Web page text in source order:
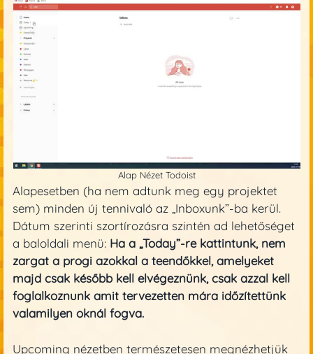
Alap Nézet Todoist
Alapesetben (ha nem adtunk meg egy projektet
sem) minden új tennivaló az „Inboxunk”-ba kerül.
Dátum szerinti szortírozásra szintén ad lehetőséget
a baloldali menü: Ha a „Today”-re kattintunk, nem
zargat a progi azokkal a teendőkkel, amelyeket
majd csak később kell elvégeznünk, csak azzal kell
foglalkoznunk amit tervezetten mára időzítettünk
valamilyen oknál fogva.
Upcoming nézetben természetesen megnézhetjük